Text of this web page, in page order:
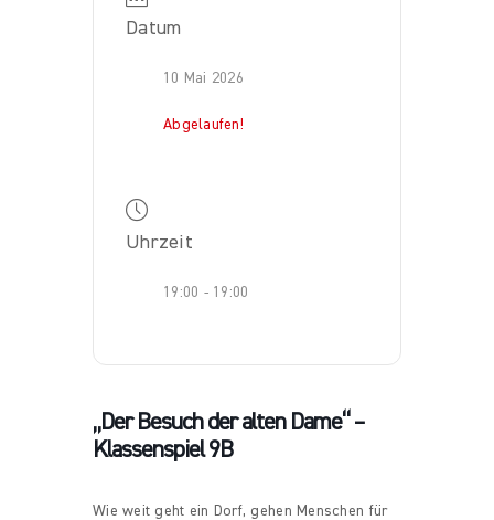
Datum
10 Mai 2026
Abgelaufen!
Uhrzeit
19:00 - 19:00
„Der Besuch der alten Dame“ –
Klassenspiel 9B
Wie weit geht ein Dorf, gehen Menschen für